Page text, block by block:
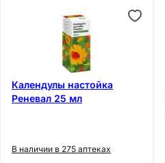
Календулы настойка
Реневал 25 мл
В наличии в 275 аптеках